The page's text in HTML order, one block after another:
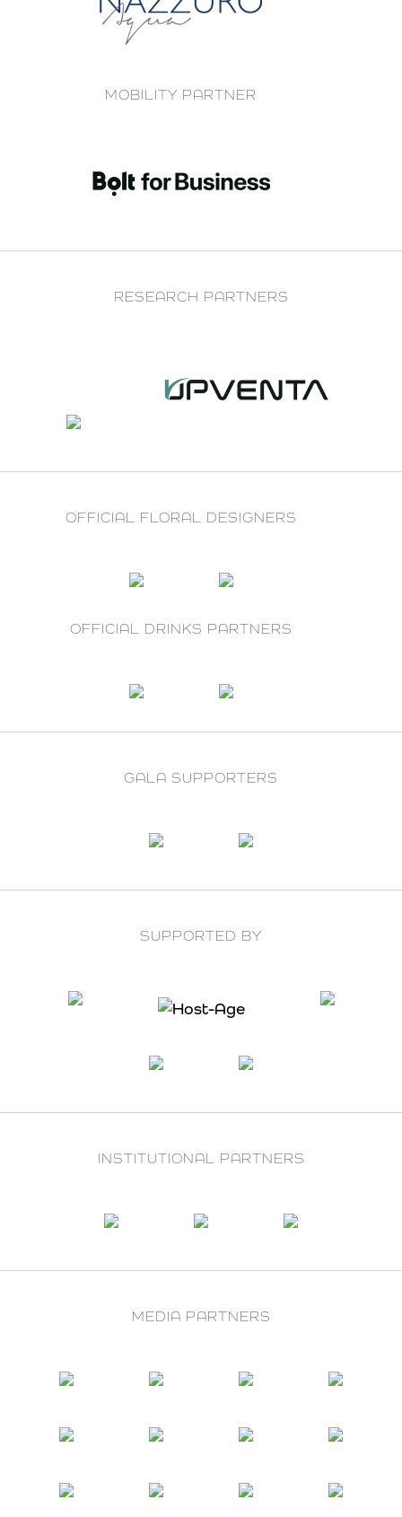
MOBILITY PARTNER
RESEARCH PARTNERS
OFFICIAL FLORAL DESIGNERS
OFFICIAL DRINKS PARTNERS
GALA SUPPORTERS
SUPPORTED BY
INSTITUTIONAL PARTNERS
MEDIA PARTNERS